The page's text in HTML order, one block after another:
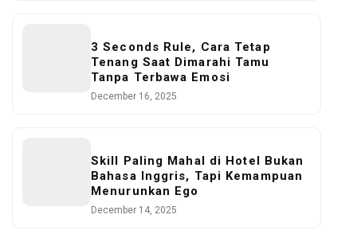
3 Seconds Rule, Cara Tetap
Tenang Saat Dimarahi Tamu
Tanpa Terbawa Emosi
December 16, 2025
Skill Paling Mahal di Hotel Bukan
Bahasa Inggris, Tapi Kemampuan
Menurunkan Ego
December 14, 2025